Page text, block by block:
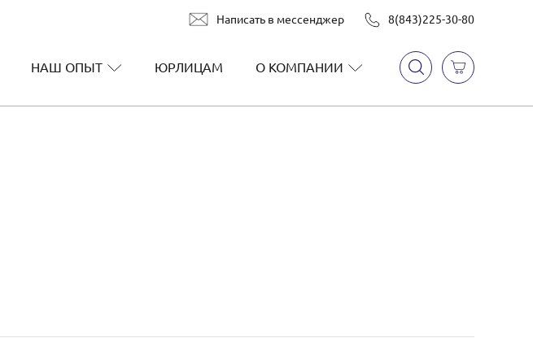
Написать в мессенджер 8(843)225-30-80
НАШ ОПЫТ ЮРЛИЦАМ О КОМПАНИИ